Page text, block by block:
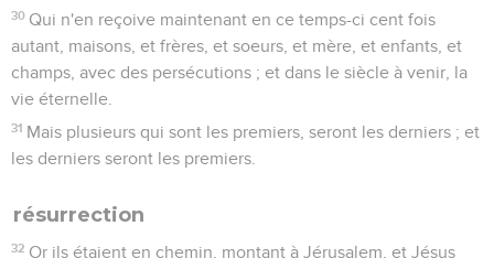
30 Qui n'en reçoive maintenant en ce temps-ci cent fois
autant, maisons, et frères, et soeurs, et mère, et enfants, et
champs, avec des persécutions ; et dans le siècle à venir, la
vie éternelle.
31 Mais plusieurs qui sont les premiers, seront les derniers ; et
les derniers seront les premiers.
résurrection
32 Or ils étaient en chemin, montant à Jérusalem, et Jésus